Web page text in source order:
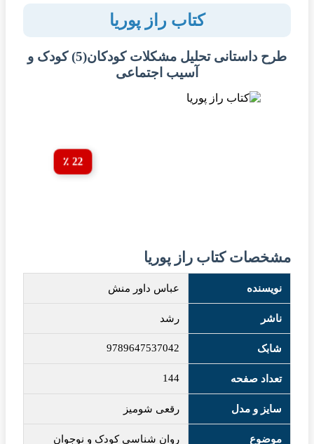
کتاب راز پوریا
طرح داستانی تحلیل مشکلات کودکان(5) کودک و
آسیب اجتماعی
22 ٪
مشخصات کتاب راز پوریا
نویسنده عباس داور منش
ناشر رشد
شابک 9789647537042
تعداد صفحه 144
سایز و مدل رقعی شومیز
موضوع روان شناسی کودک و نوجوان